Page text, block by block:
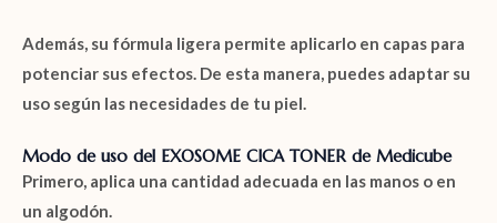
Además, su fórmula ligera permite aplicarlo en capas para
potenciar sus efectos. De esta manera, puedes adaptar su
uso según las necesidades de tu piel.
Modo de uso del EXOSOME CICA TONER de Medicube
Primero, aplica una cantidad adecuada en las manos o en
un algodón.